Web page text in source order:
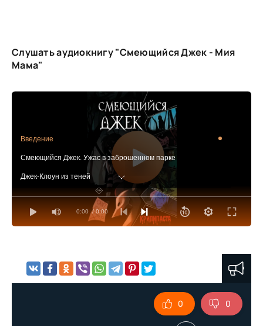
Слушать аудиокнигу "Смеющийся Джек - Мия
Мама"
0:00 / 0:00
Введение
Смеющийся Джек. Ужас в заброшенном парке
Джек-Клоун из теней
Джек-Клоун из зеркал
Джек из коробки
Последний взгляд
0 0